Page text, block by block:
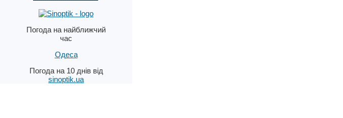
Погода на найближчий
час
Одеса
Погода на 10 днів від
sinoptik.ua